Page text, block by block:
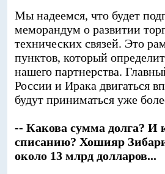
Мы надеемся, что будет
меморандум о развитии
технических связей. Это
пунктов, который
нашего партнерства.
России и Ирака двигаться
будут приниматься уже
-- Какова сумма долга? И
списанию? Хошияр
около 13 млрд долларов...